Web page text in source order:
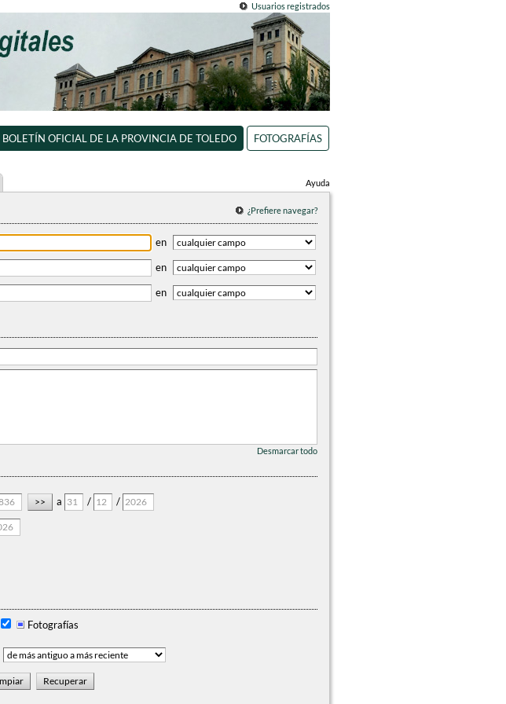
Usuarios registrados
BOLETÍN OFICIAL DE LA PROVINCIA DE TOLEDO FOTOGRAFÍAS
Ayuda
¿Prefiere navegar?
en
en
en
Desmarcar todo
a /
/
Fotografías